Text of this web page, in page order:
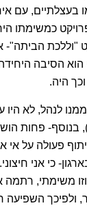
בעצלתיים, עם
כמשימתו
"וללכת הביתה"-
הסיבה
היה.
לנהל, לא היו
בנוסף- פחות
פעולה על אי
כי אני
משימתי, רתמה
ולפיכך השפיעה